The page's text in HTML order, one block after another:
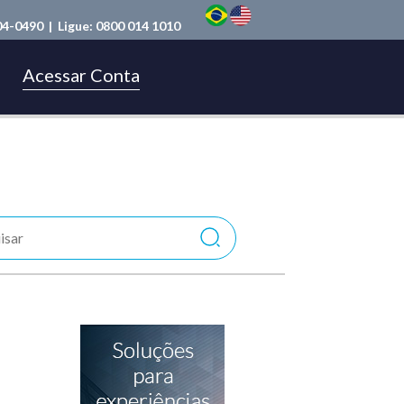
0490 | Ligue: 0800 014 1010
Acessar Conta